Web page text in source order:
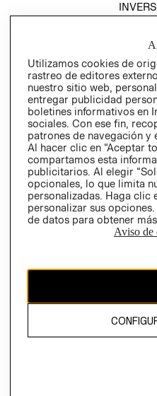
Chile ($)
El contenido de esta página
propiedad de H&M Hennes &
Utilizamos cookies de
rastreo de editores
nuestro sitio web,
entregar publicidad
boletines informativos en
sociales. Con ese fin,
patrones de navegación y
Al hacer clic en “Aceptar
compartamos esta
publicitarios. Al elegir
opcionales, lo que limita
personalizadas. Haga clic
personalizar sus
de datos para obtener
Aviso de